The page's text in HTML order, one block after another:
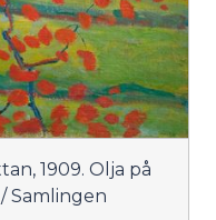
1909. Olja på
Samlingen